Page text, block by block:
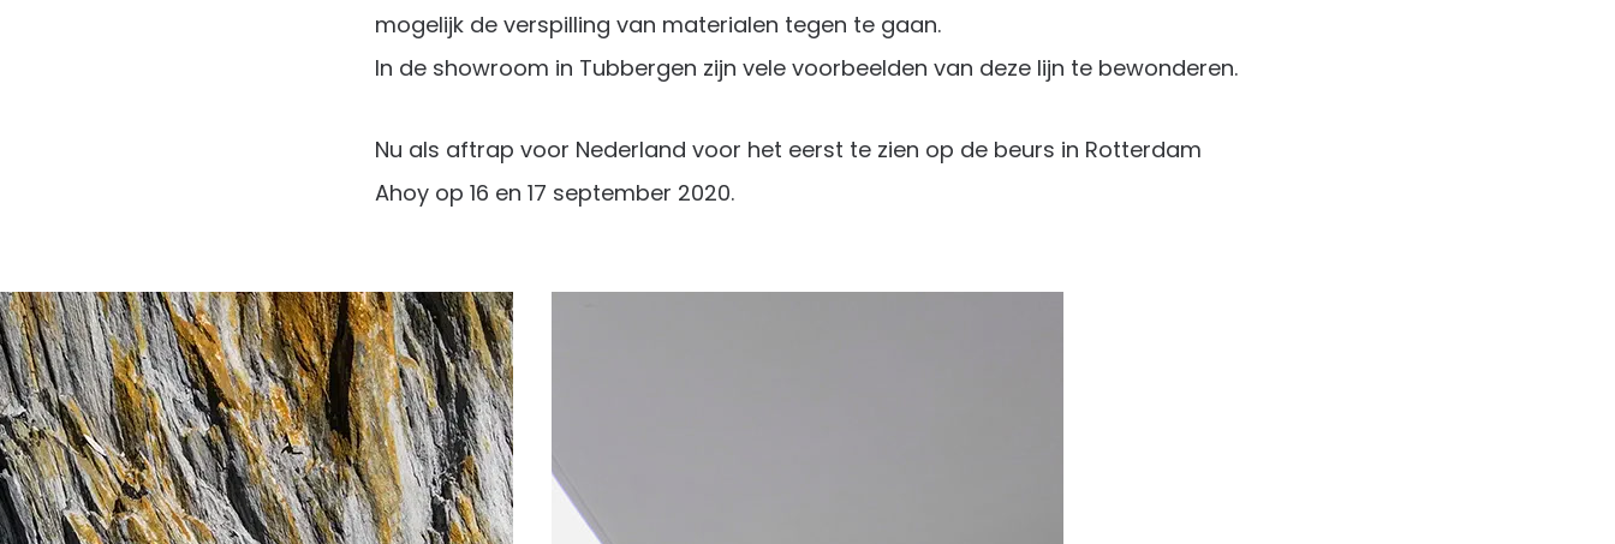
mogelijk de verspilling van materialen tegen te gaan.
In de showroom in Tubbergen zijn vele voorbeelden van deze lijn te bewonderen.
Nu als aftrap voor Nederland voor het eerst te zien op de beurs in Rotterdam
Ahoy op 16 en 17 september 2020.